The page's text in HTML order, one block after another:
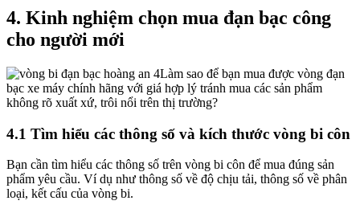
4. Kinh nghiệm chọn mua đạn bạc công
cho người mới
Làm sao để bạn mua được vòng đạn
bạc xe máy chính hãng với giá hợp lý tránh mua các sản phẩm
không rõ xuất xứ, trôi nổi trên thị trường?
4.1 Tìm hiểu các thông số và kích thước vòng bi côn
Bạn cần tìm hiểu các thông số trên vòng bi côn để mua đúng sản
phẩm yêu cầu. Ví dụ như thông số về độ chịu tải, thông số về phân
loại, kết cấu của vòng bi.